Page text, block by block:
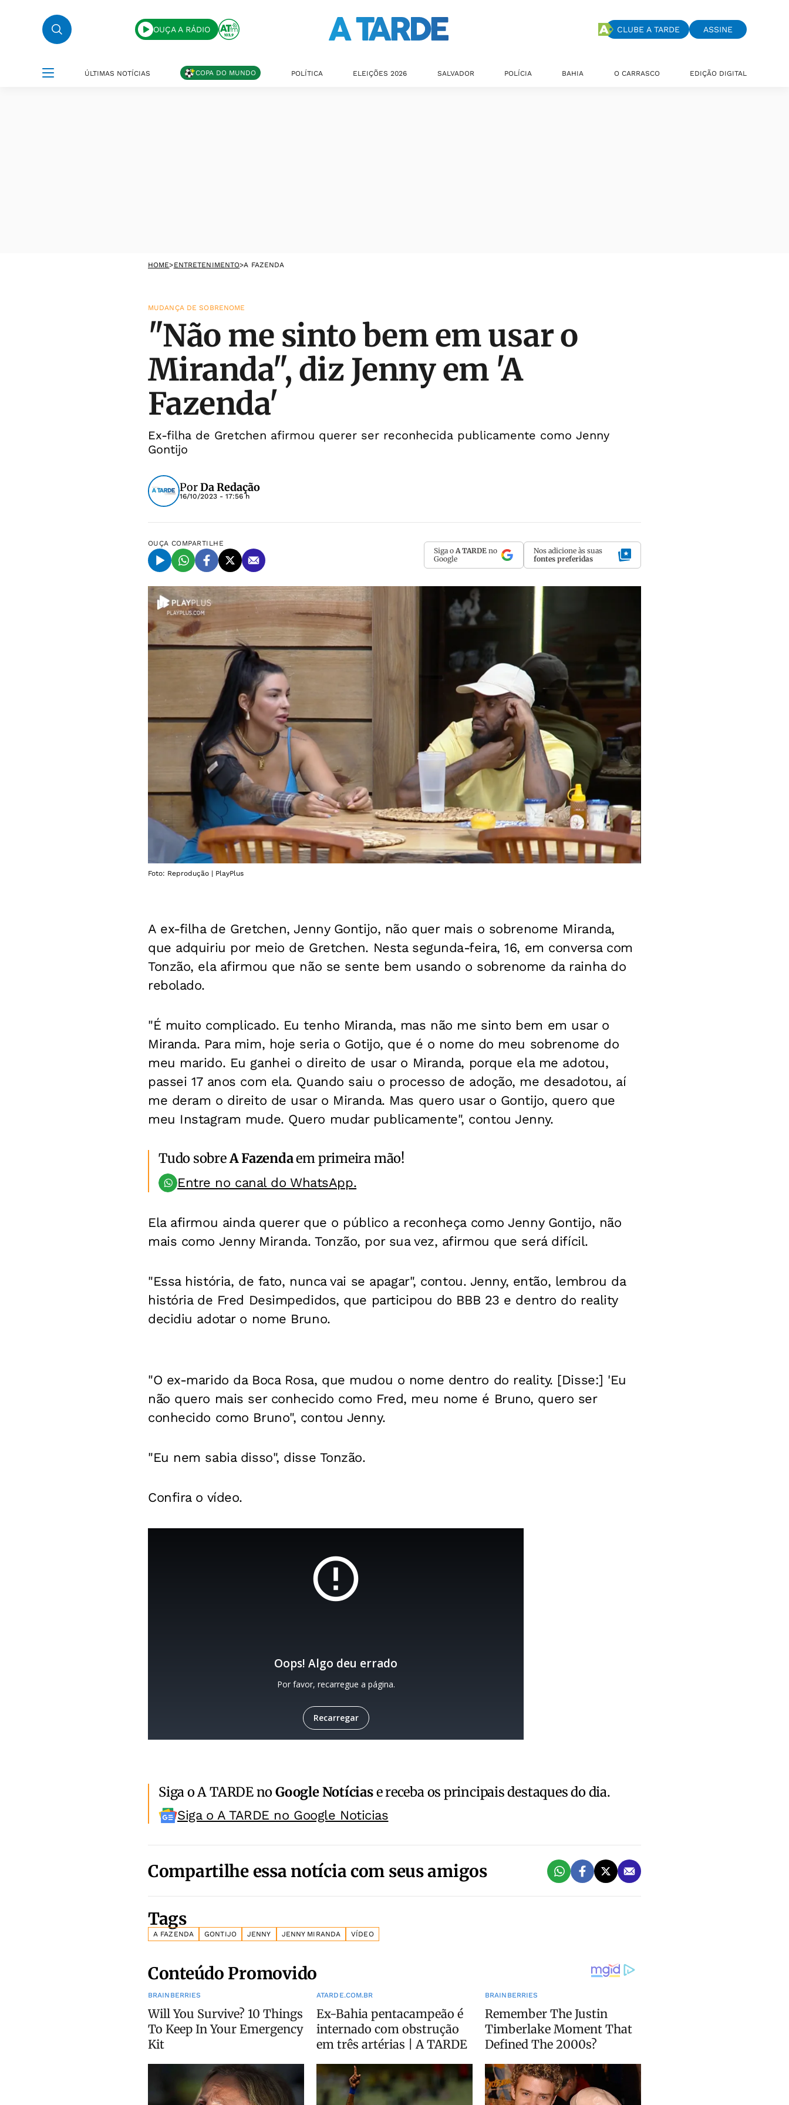
OUÇA A RÁDIO CLUBE A TARDE ASSINE
ÚLTIMAS NOTÍCIAS COPA DO MUNDO POLÍTICA ELEIÇÕES 2026 SALVADOR POLÍCIA BAHIA O CARRASCO EDIÇÃO DIGITAL
HOME>ENTRETENIMENTO>A FAZENDA
MUDANÇA DE SOBRENOME
"Não me sinto bem em usar o
Miranda", diz Jenny em 'A
Fazenda'
Ex-filha de Gretchen afirmou querer ser reconhecida publicamente como Jenny
Gontijo
PorDa Redação
16/10/2023 - 17:56 h
OUÇA COMPARTILHE
Siga o A TARDE no
Google
Nos adicione às suas
fontes preferidas
Foto: Reprodução | PlayPlus
A ex-filha de Gretchen, Jenny Gontijo, não quer mais o sobrenome Miranda,
que adquiriu por meio de Gretchen. Nesta segunda-feira, 16, em conversa com
Tonzão, ela afirmou que não se sente bem usando o sobrenome da rainha do
rebolado.
"É muito complicado. Eu tenho Miranda, mas não me sinto bem em usar o
Miranda. Para mim, hoje seria o Gotijo, que é o nome do meu sobrenome do
meu marido. Eu ganhei o direito de usar o Miranda, porque ela me adotou,
passei 17 anos com ela. Quando saiu o processo de adoção, me desadotou, aí
me deram o direito de usar o Miranda. Mas quero usar o Gontijo, quero que
meu Instagram mude. Quero mudar publicamente", contou Jenny.
Tudo sobreA Fazendaem primeira mão!
Entre no canal do WhatsApp.
Ela afirmou ainda querer que o público a reconheça como Jenny Gontijo, não
mais como Jenny Miranda. Tonzão, por sua vez, afirmou que será difícil.
"Essa história, de fato, nunca vai se apagar", contou. Jenny, então, lembrou da
história de Fred Desimpedidos, que participou do BBB 23 e dentro do reality
decidiu adotar o nome Bruno.
"O ex-marido da Boca Rosa, que mudou o nome dentro do reality. [Disse:] 'Eu
não quero mais ser conhecido como Fred, meu nome é Bruno, quero ser
conhecido como Bruno", contou Jenny.
"Eu nem sabia disso", disse Tonzão.
Confira o vídeo.
Siga o A TARDE noGoogle Notíciase receba os principais destaques do dia.
Siga o A TARDE no Google Noticias
Compartilhe essa notícia com seus amigos
Tags
A FAZENDA GONTIJO JENNY JENNY MIRANDA VÍDEO